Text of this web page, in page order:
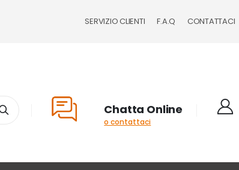
SERVIZIO CLIENTI F.A.Q CONTATTACI
Chatta Online
o contattaci